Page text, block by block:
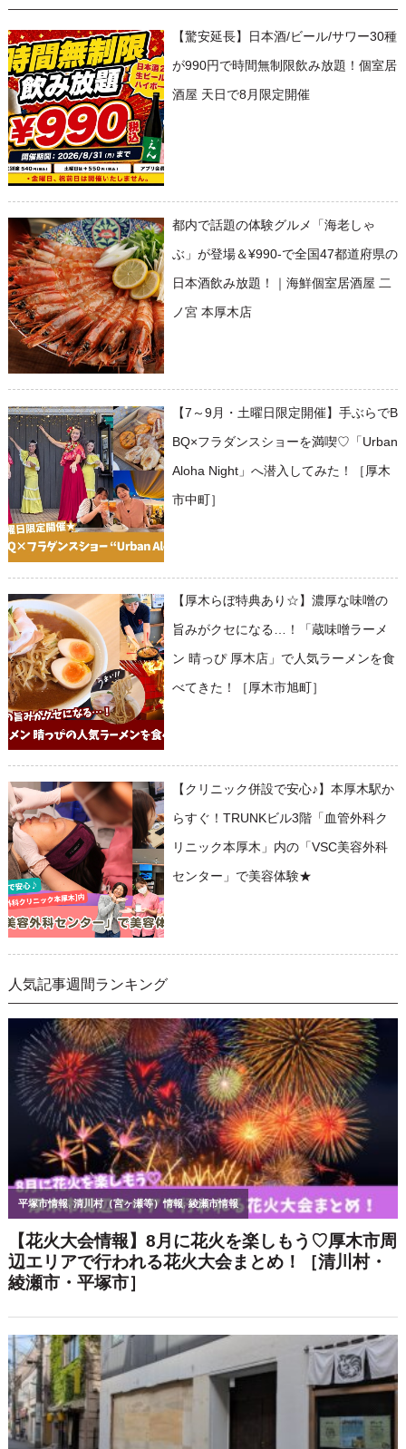
【驚安延長】日本酒/ビール/サワー30種
が990円で時間無制限飲み放題！個室居
酒屋 天日で8月限定開催
都内で話題の体験グルメ「海老しゃ
ぶ」が登場＆¥990-で全国47都道府県の
日本酒飲み放題！｜海鮮個室居酒屋 二
ノ宮 本厚木店
【7～9月・土曜日限定開催】手ぶらでB
BQ×フラダンスショーを満喫♡「Urban
Aloha Night」へ潜入してみた！［厚木
市中町］
【厚木らぼ特典あり☆】濃厚な味噌の
旨みがクセになる…！「蔵味噌ラーメ
ン 晴っぴ 厚木店」で人気ラーメンを食
べてきた！［厚木市旭町］
【クリニック併設で安心♪】本厚木駅か
らすぐ！TRUNKビル3階「血管外科ク
リニック本厚木」内の「VSC美容外科
センター」で美容体験★
人気記事週間ランキング